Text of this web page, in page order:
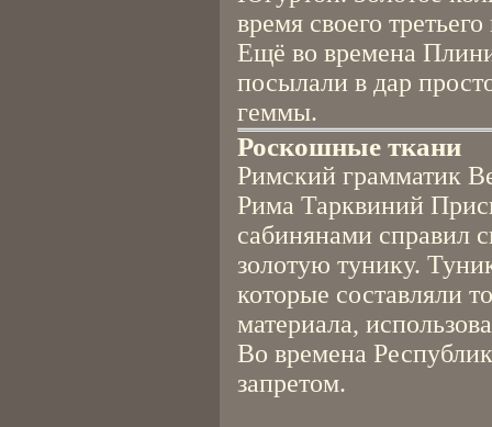
время своего
Ещё во времена
посылали в дар
геммы.
Роскошные ткани
Римский грамматик
Рима Тарквиний
сабинянами справил
золотую тунику.
которые составляли
материала,
Во времена
запретом.